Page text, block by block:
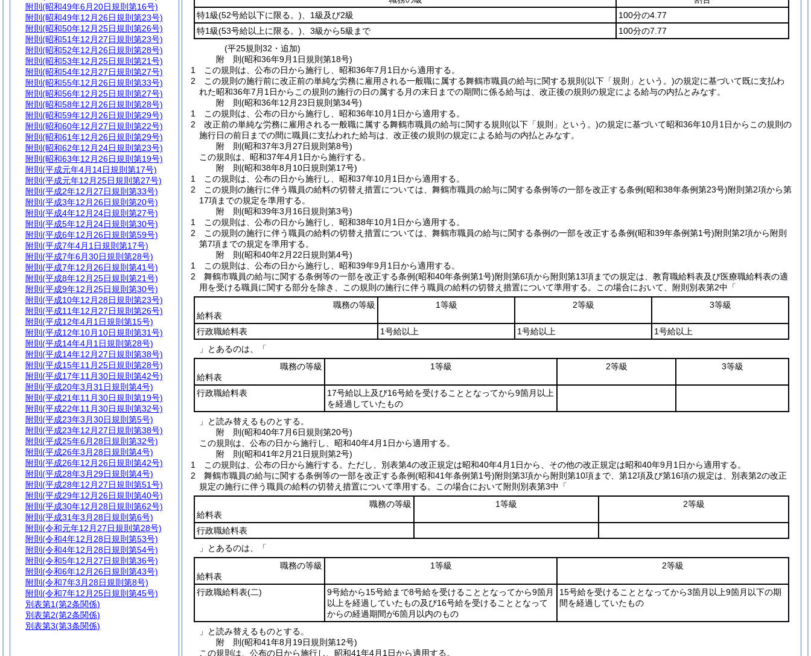
特1級(52号給以下に限る。) 、1級及び2級
100分の4.77
特1級(53号給以上に限る。) 、3級から5級まで
100分の7.77
(平25規則32・追加)
附 則(昭和36年9月1日規則第18号)
1
この規則は、公布の日から施行し、昭和36年7月1日から適用する。
2
この規則の施行前に改正前の単純な労務に雇用される一般職に属する舞鶴市職員の給与に関する規則 (以下「規則」という。)の規定に基づいて既に支払わ
れた昭和36年7月1日からこの規則の施行の日の属する月の末日までの期間に係る給与は、改正後の規則の規定による給与の内払とみなす。
附 則(昭和36年12月23日規則第34号)
1
この規則は、公布の日から施行し、昭和36年10月1日から適用する。
2
改正前の単純な労務に雇用される一般職に属する舞鶴市職員の給与に関する規則 (以下「規則」という。)の規定に基づいて昭和36年10月1日からこの規則の
施行日の前日までの間に職員に支払われた給与は、改正後の規則の規定による給与の内払とみなす。
附 則(昭和37年3月27日規則第8号)
この規則は、昭和37年4月1日から施行する。
附 則(昭和38年8月10日規則第17号)
1
この規則は、公布の日から施行し、昭和37年10月1日から適用する。
2
この規則の施行に伴う職員の給料の切替え措置については、舞鶴市職員の給与に関する条例等の一部を改正する条例(昭和38年条例第23号)附則第2項から第
17項までの規定を準用する。
附 則(昭和39年3月16日規則第3号)
1
この規則は、公布の日から施行し、昭和38年10月1日から適用する。
2
この規則の施行に伴う職員の給料の切替え措置については、舞鶴市職員の給与に関する条例の一部を改正する条例(昭和39年条例第1号)附則第2項から附則
第7項までの規定を準用する。
附 則(昭和40年2月22日規則第4号)
1
この規則は、公布の日から施行し、昭和39年9月1日から適用する。
2
舞鶴市職員の給与に関する条例等の一部を改正する条例(昭和40年条例第1号)附則第6項から附則第13項までの規定は、教育職給料表及び医療職給料表の適
用を受ける職員に関する部分を除き、この規則の施行に伴う職員の給料の切替え措置について準用する。
この場合において、附則別表第2中「
職務の等級
給料表
1等級 2等級 3等級
行政職給料表 1号給以上 1号給以上
1号給以上
」とあるのは、「
職務の等級
給料表
1等級 2等級 3等級
行政職給料表
17号給以上及び16号給を受けることとなってから9箇月以上
を経過していたもの
」と読み替えるものとする。
附 則(昭和40年7月6日規則第20号)
この規則は、公布の日から施行し、昭和40年4月1日から適用する。
附 則(昭和41年2月21日規則第2号)
1
この規則は、公布の日から施行する。 ただし、別表第4の改正規定は昭和40年4月1日から、その他の改正規定は昭和40年9月1日から適用する。
2
舞鶴市職員の給与に関する条例等の一部を改正する条例(昭和41年条例第1号)附則第3項から附則第10項まで、第12項及び第16項の規定は、別表第2の改正
規定の施行に伴う職員の給料の切替え措置について準用する。
この場合において附則別表第3中「
職務の等級
給料表
1等級 2等級
行政職給料表
」とあるのは、「
職務の等級
給料表
1等級 2等級
行政職給料表(二)
9号給から15号給まで8号給を受けることとなってから9箇月
以上を経過していたもの及び16号給を受けることとなって
からの経過期間が6箇月以内のもの
15号給を受けることとなってから3箇月以上9箇月以下の期
間を経過していたもの
」と読み替えるものとする。
附 則(昭和41年8月19日規則第12号)
この規則は、公布の日から施行し、昭和41年4月1日から適用する。
附則 (昭和49年6月20日規則第16号)
附則 (昭和49年12月26日規則第23号)
附則 (昭和50年12月25日規則第26号)
附則 (昭和51年12月27日規則第23号)
附則 (昭和52年12月26日規則第28号)
附則 (昭和53年12月25日規則第21号)
附則 (昭和54年12月27日規則第27号)
附則 (昭和55年12月26日規則第33号)
附則 (昭和56年12月25日規則第27号)
附則 (昭和58年12月26日規則第28号)
附則 (昭和59年12月26日規則第29号)
附則 (昭和60年12月27日規則第22号)
附則 (昭和61年12月26日規則第29号)
附則 (昭和62年12月24日規則第23号)
附則 (昭和63年12月26日規則第19号)
附則 (平成元年4月14日規則第17号)
附則 (平成元年12月25日規則第27号)
附則 (平成2年12月27日規則第33号)
附則 (平成3年12月26日規則第20号)
附則 (平成4年12月24日規則第27号)
附則 (平成5年12月24日規則第30号)
附則 (平成6年12月26日規則第59号)
附則 (平成7年4月1日規則第17号)
附則 (平成7年6月30日規則第28号)
附則 (平成7年12月26日規則第41号)
附則 (平成8年12月25日規則第21号)
附則 (平成9年12月25日規則第30号)
附則 (平成10年12月28日規則第23号)
附則 (平成11年12月27日規則第26号)
附則 (平成12年4月1日規則第15号)
附則 (平成12年10月10日規則第31号)
附則 (平成14年4月1日規則第28号)
附則 (平成14年12月27日規則第38号)
附則 (平成15年11月25日規則第28号)
附則 (平成17年11月30日規則第42号)
附則 (平成20年3月31日規則第4号)
附則 (平成21年11月30日規則第19号)
附則 (平成22年11月30日規則第32号)
附則 (平成23年3月30日規則第5号)
附則 (平成23年12月27日規則第38号)
附則 (平成25年6月28日規則第32号)
附則 (平成26年3月28日規則第4号)
附則 (平成26年12月26日規則第42号)
附則 (平成28年3月29日規則第4号)
附則 (平成28年12月27日規則第51号)
附則 (平成29年12月26日規則第40号)
附則 (平成30年12月28日規則第62号)
附則 (平成31年3月28日規則第6号)
附則 (令和元年12月27日規則第28号)
附則 (令和4年12月28日規則第53号)
附則 (令和4年12月28日規則第54号)
附則 (令和5年12月27日規則第36号)
附則 (令和6年12月26日規則第43号)
附則 (令和7年3月28日規則第8号)
附則 (令和7年12月25日規則第45号)
別表第1(第2条関係)
別表第2(第2条関係)
別表第3(第3条関係)